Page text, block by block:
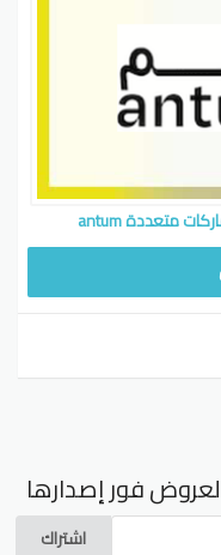
فور إصدارها
اشتراك